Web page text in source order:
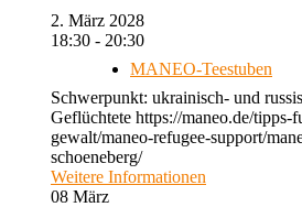
2. März 2028
18:30 - 20:30
MANEO-Teestuben
Schwerpunkt: ukrainisch- und
Geflüchtete https://maneo.de/tipps-
gewalt/maneo-refugee-support/
schoeneberg/
Weitere Informationen
08 März